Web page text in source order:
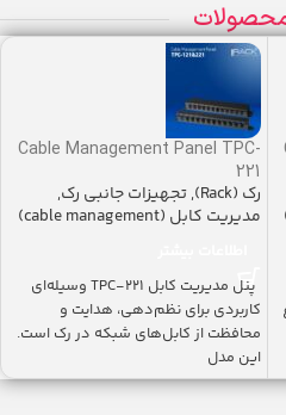
Cable Management Panel TPC-
221
رک (Rack) ,تجهیزات جانبی رک,
مدیریت کابل (cable management)
پنل مدیریت کابل TPC-221 وسیله‌ای
کاربردی برای نظم‌دهی، هدایت و
محافظت از کابل‌های شبکه در رک است.
این مدل